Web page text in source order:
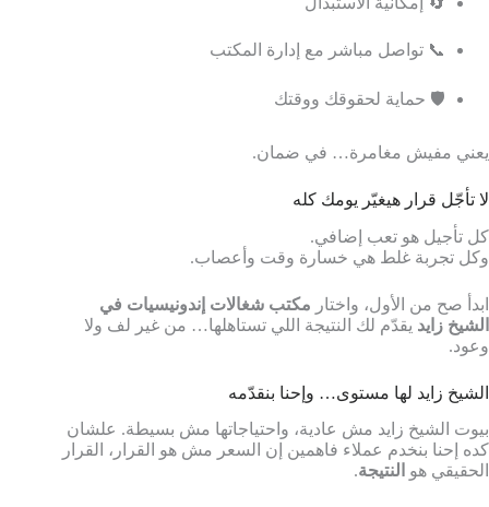
📞 تواصل مباشر مع إدارة المكتب
🛡️ حماية لحقوقك ووقتك
يعني مفيش مغامرة… في ضمان.
لا تأجّل قرار هيغيّر يومك كله
كل تأجيل هو تعب إضافي.
وكل تجربة غلط هي خسارة وقت وأعصاب.
ابدأ صح من الأول، واختار مكتب شغالات إندونيسيات في
الشيخ زايد يقدّم لك النتيجة اللي تستاهلها… من غير لف ولا
وعود.
الشيخ زايد لها مستوى… وإحنا بنقدّمه
بيوت الشيخ زايد مش عادية، واحتياجاتها مش بسيطة. علشان
كده إحنا بنخدم عملاء فاهمين إن السعر مش هو القرار، القرار
الحقيقي هو النتيجة.